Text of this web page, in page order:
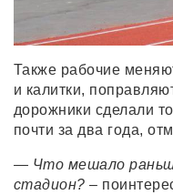
Также рабочие
и калитки,
дорожники сделали
почти за два года,
— Что мешало
стадион? –